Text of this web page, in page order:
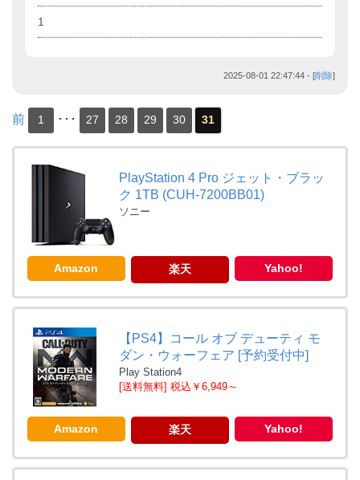
1
2025-08-01 22:47:44 - [削除]
前 1 ･･･ 27 28 29 30 31
PlayStation 4 Pro ジェット・ブラッ
ク 1TB (CUH-7200BB01)
ソニー
Amazon 楽天 Yahoo!
【PS4】コール オブ デューティ モ
ダン・ウォーフェア [予約受付中]
Play Station4
[送料無料] 税込￥6,949～
Amazon 楽天 Yahoo!